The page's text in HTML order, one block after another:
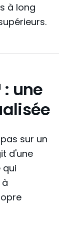
à long
une
sur un
d'une
qui